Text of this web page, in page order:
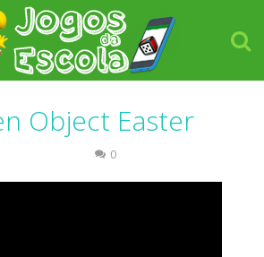
Object Easter
0